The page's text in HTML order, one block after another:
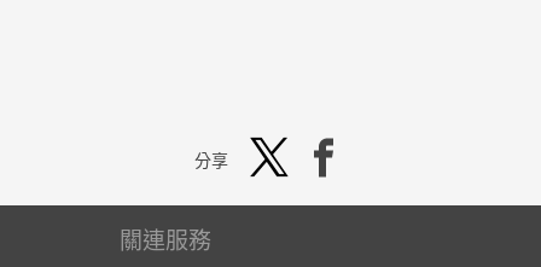
分享
關連服務